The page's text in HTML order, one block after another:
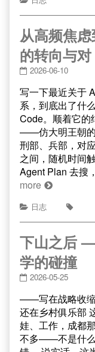
从高频焦
的转向与
2026-06-10
写一下最近关于
系，到底出了什
Code。顺着它的
——仿大明王朝的
刑部、兵部，对
之间，随机时间
Agent Plan 去搜
more
日志
下山之后
学的碰撞
2026-05-25
——写在战略收缩
还在乡村俱乐部
娃、工作，成都
不多——不是什么